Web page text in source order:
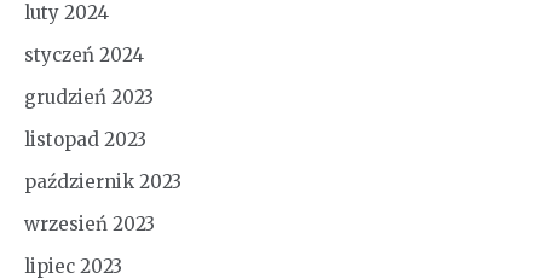
luty 2024
styczeń 2024
grudzień 2023
listopad 2023
październik 2023
wrzesień 2023
lipiec 2023